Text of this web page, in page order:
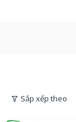
Sắp xếp theo